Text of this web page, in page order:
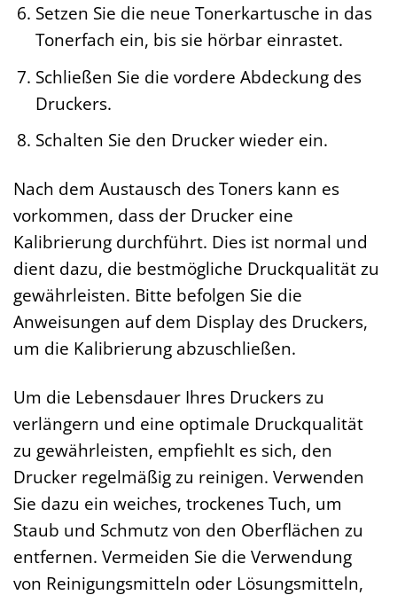
Setzen Sie die neue Tonerkartusche in das
Tonerfach ein, bis sie hörbar einrastet.
Schließen Sie die vordere Abdeckung des
Druckers.
Schalten Sie den Drucker wieder ein.
Nach dem Austausch des Toners kann es
vorkommen, dass der Drucker eine
Kalibrierung durchführt. Dies ist normal und
dient dazu, die bestmögliche Druckqualität zu
gewährleisten. Bitte befolgen Sie die
Anweisungen auf dem Display des Druckers,
um die Kalibrierung abzuschließen.
Um die Lebensdauer Ihres Druckers zu
verlängern und eine optimale Druckqualität
zu gewährleisten, empfiehlt es sich, den
Drucker regelmäßig zu reinigen. Verwenden
Sie dazu ein weiches, trockenes Tuch, um
Staub und Schmutz von den Oberflächen zu
entfernen. Vermeiden Sie die Verwendung
von Reinigungsmitteln oder Lösungsmitteln,